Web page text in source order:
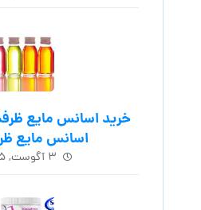
خرید اسانس مایع
اسانس مایع
۳ آگوست, ۲۰۲۵